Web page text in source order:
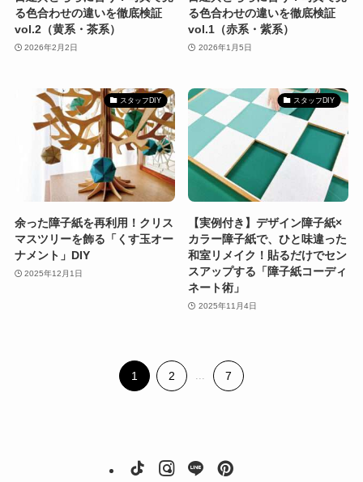
る色合わせの違いを徹底検証
vol.2（黄系・茶系）
2026年2月2日
る色合わせの違いを徹底検証
vol.1（赤系・紫系）
2026年1月5日
スタッフDIY
余った障子紙を再利用！クリス
マスツリーを飾る「くす玉オー
ナメント」DIY
2025年12月1日
スタッフDIY
【実例付き】デザイン障子紙×
カラー障子紙で、ひと味違った
和室リメイク！貼るだけでセン
スアップする「障子紙コーディ
ネート術」
2025年11月4日
1 2 7